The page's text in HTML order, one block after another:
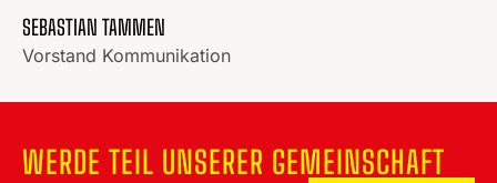
SEBASTIAN TAMMEN
Vorstand Kommunikation
WERDE TEIL UNSERER GEMEINSCHAFT